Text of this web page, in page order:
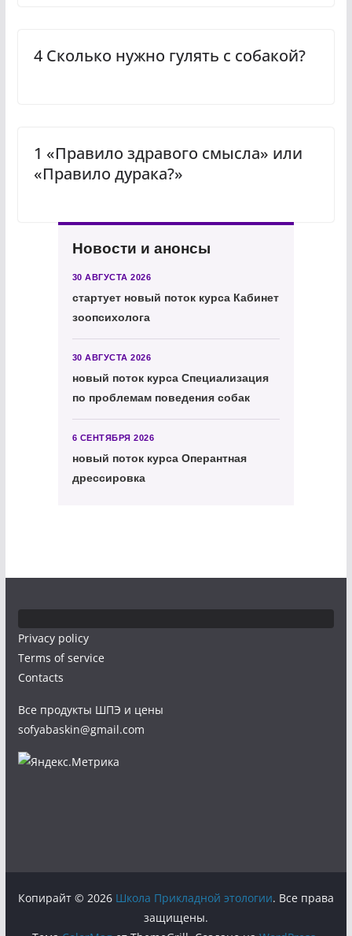
4 Сколько нужно гулять с собакой?
1 «Правило здравого смысла» или
«Правило дурака?»
Новости и анонсы
30 АВГУСТА 2026
стартует новый поток курса Кабинет
зоопсихолога
30 АВГУСТА 2026
новый поток курса Специализация
по проблемам поведения собак
6 СЕНТЯБРЯ 2026
новый поток курса Оперантная
дрессировка
Privacy policy
Terms of service
Contacts
Все продукты ШПЭ и цены
sofyabaskin@gmail.com
Копирайт © 2026 Школа Прикладной этологии. Все права
защищены.